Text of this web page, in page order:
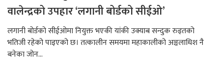
वालेन्द्रको उपहार ‘लगानी बोर्डको सीईओ’
लगानी बोर्डको सीईओमा नियुक्त भएकी यांकी उक्याब सन्दुक रुइतको
भतिजी रहेको पाइएको छ। तत्कालीन समयमा महाकालीको अञ्चलाधिश नै
बनेका जोन...